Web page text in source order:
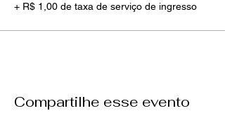
+ R$ 1,00 de taxa de serviço de ingresso
Compartilhe esse evento